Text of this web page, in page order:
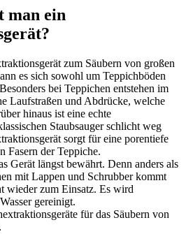
man ein
zum Säubern von großen
es sich sowohl um Teppichböden
bei Teppichen entstehen im
Laufstraßen und Abdrücke, welche
hinaus ist eine echte
Staubsauger schlicht weg
sorgt für eine porentiefe
Fasern der Teppiche.
Gerät längst bewährt. Denn anders als
mit Lappen und Schrubber kommt
wieder zum Einsatz. Es wird
gereinigt.
für das Säubern von